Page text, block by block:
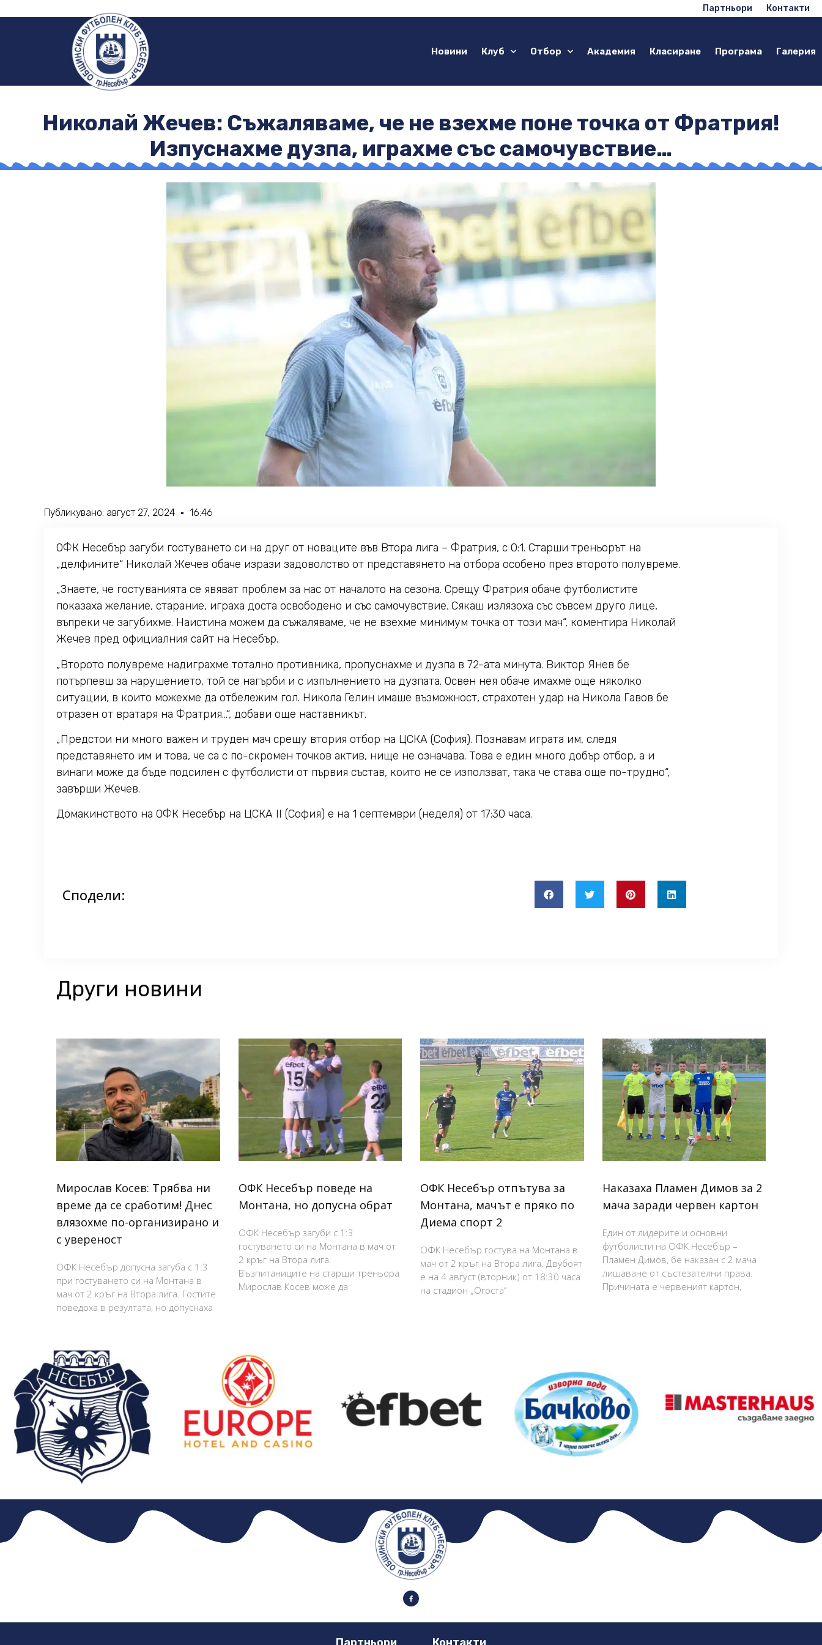
Партньори Контакти
Новини Клуб Отбор Академия Класиране Програма Галерия
Николай Жечев: Съжаляваме, че не взехме поне точка от Фратрия!
Изпуснахме дузпа, играхме със самочувствие…
Публикувано: август 27, 2024 16:46
ОФК Несебър загуби гостуването си на друг от новаците във Втора лига – Фратрия, с 0:1. Старши треньорът на
„делфините“ Николай Жечев обаче изрази задоволство от представянето на отбора особено през второто полувреме.
„Знаете, че гостуванията се явяват проблем за нас от началото на сезона. Срещу Фратрия обаче футболистите
показаха желание, старание, играха доста освободено и със самочувствие. Сякаш излязоха със съвсем друго лице,
въпреки че загубихме. Наистина можем да съжаляваме, че не взехме минимум точка от този мач“, коментира Николай
Жечев пред официалния сайт на Несебър.
„Второто полувреме надиграхме тотално противника, пропуснахме и дузпа в 72-ата минута. Виктор Янев бе
потърпевш за нарушението, той се нагърби и с изпълнението на дузпата. Освен нея обаче имахме още няколко
ситуации, в които можехме да отбележим гол. Никола Гелин имаше възможност, страхотен удар на Никола Гавов бе
отразен от вратаря на Фратрия…“, добави още наставникът.
„Предстои ни много важен и труден мач срещу втория отбор на ЦСКА (София). Познавам играта им, следя
представянето им и това, че са с по-скромен точков актив, нище не означава. Това е един много добър отбор, а и
винаги може да бъде подсилен с футболисти от първия състав, които не се използват, така че става още по-трудно“,
завърши Жечев.
Домакинството на ОФК Несебър на ЦСКА II (София) е на 1 септември (неделя) от 17:30 часа.
Сподели:
Други новини
Мирослав Косев: Трябва ни
време да се сработим! Днес
влязохме по-организирано и
с увереност
ОФК Несебър допусна загуба с 1:3
при гостуването си на Монтана в
мач от 2 кръг на Втора лига. Гостите
поведоха в резултата, но допуснаха
ОФК Несебър поведе на
Монтана, но допусна обрат
ОФК Несебър загуби с 1:3
гостуването си на Монтана в мач от
2 кръг на Втора лига.
Възпитаниците на старши треньора
Мирослав Косев може да
ОФК Несебър отпътува за
Монтана, мачът е пряко по
Диема спорт 2
ОФК Несебър гостува на Монтана в
мач от 2 кръг на Втора лига. Двубоят
е на 4 август (вторник) от 18:30 часа
на стадион „Огоста“
Наказаха Пламен Димов за 2
мача заради червен картон
Един от лидерите и основни
футболисти на ОФК Несебър –
Пламен Димов, бе наказан с 2 мача
лишаване от състезателни права.
Причината е червеният картон,